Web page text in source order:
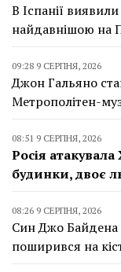
В Іспанії
найдавнішою на
09:28 9 СЕРПНЯ, 2026
Джон Гальяно
Метрополітен-
08:51 9 СЕРПНЯ, 2026
Росія
будинки, двоє
08:26 9 СЕРПНЯ, 2026
Син Джо Байдена
поширився на